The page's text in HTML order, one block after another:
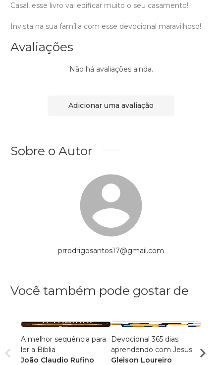
Casal, esse livro vai edificar muito o seu casamento!
Invista na sua família com esse devocional maravilhoso!
Avaliações
Não há avaliações ainda.
Adicionar uma avaliação
Sobre o Autor
prrodrigosantos17@gmail.com
Você também pode gostar de
A melhor sequência para
ler a Bíblia
João Claudio Rufino
Devocional 365 dias
aprendendo com Jesus
Gleison Loureiro